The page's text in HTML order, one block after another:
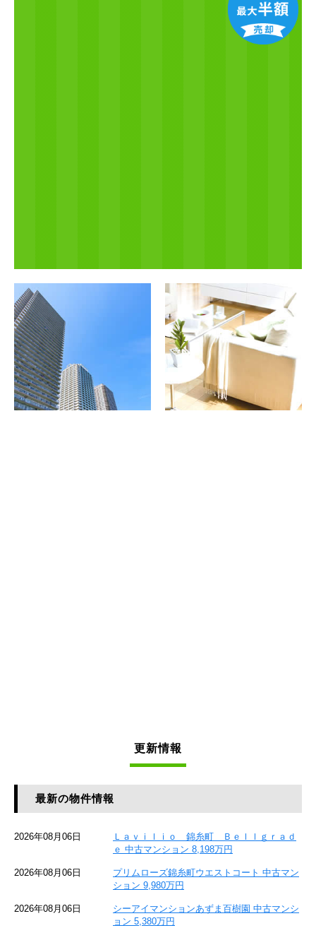
更新情報
最新の物件情報
2026年08月06日
Ｌａｖｉｌｉｏ 錦糸町 Ｂｅｌｌｇｒａｄ
ｅ 中古マンション 8,198万円
2026年08月06日
プリムローズ錦糸町ウエストコート 中古マン
ション 9,980万円
2026年08月06日
シーアイマンションあずま百樹園 中古マンシ
ョン 5,380万円